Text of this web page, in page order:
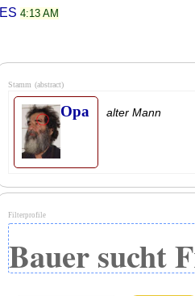
ES 4:13 AM
Stamm (abstract)
Opa alter Mann
Filterprofile
Bauer sucht